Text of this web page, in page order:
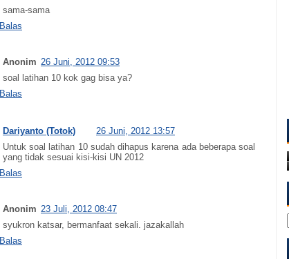
sama-sama
Balas
Anonim 26 Juni, 2012 09:53
soal latihan 10 kok gag bisa ya?
Balas
Dariyanto (Totok)
26 Juni, 2012 13:57
Untuk soal latihan 10 sudah dihapus karena ada beberapa soal
yang tidak sesuai kisi-kisi UN 2012
Balas
Anonim 23 Juli, 2012 08:47
syukron katsar, bermanfaat sekali. jazakallah
Balas